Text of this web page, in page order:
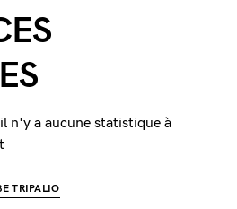
n'y a aucune statistique à
TRIPALIO